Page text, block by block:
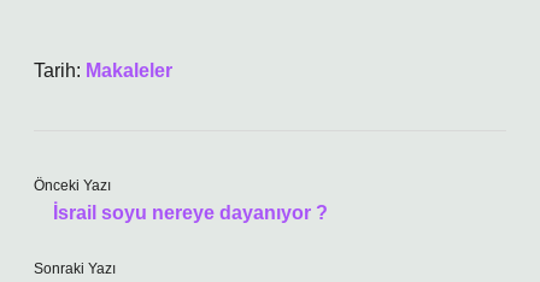
Tarih: Makaleler
Önceki Yazı
İsrail soyu nereye dayanıyor ?
Sonraki Yazı